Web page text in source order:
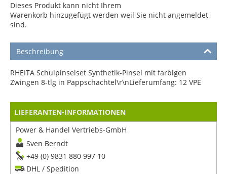
Dieses Produkt kann nicht Ihrem
Warenkorb hinzugefügt werden weil Sie nicht angemeldet
sind.
Beschreibung
RHEITA Schulpinselset Synthetik-Pinsel mit farbigen
Zwingen 8-tlg in Pappschachtel\r\nLieferumfang: 12 VPE
LIEFERANTEN-INFORMATIONEN
Power & Handel Vertriebs-GmbH
Sven Berndt
+49 (0) 9831 880 997 10
DHL / Spedition